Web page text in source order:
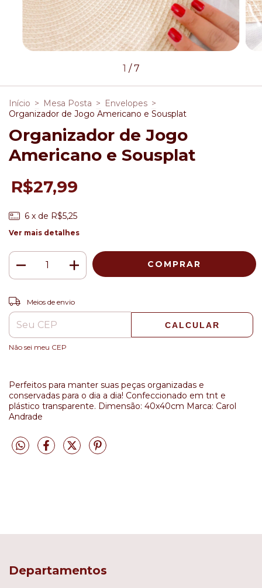
1 /7
Início > Mesa Posta > Envelopes >
Organizador de Jogo Americano e Sousplat
Organizador de Jogo
Americano e Sousplat
R$27,99
6 x de R$5,25
Ver mais detalhes
Entregas para o CEP:
Meios de envio
CALCULAR
Não sei meu CEP
Perfeitos para manter suas peças organizadas e
conservadas para o dia a dia! Confeccionado em tnt e
plástico transparente. Dimensão: 40x40cm Marca: Carol
Andrade
Departamentos